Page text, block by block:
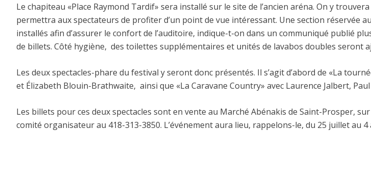
Le chapiteau «Place Raymond Tardif» sera installé sur le site de l’ancien aréna. On y
permettra aux spectateurs de profiter d’un point de vue intéressant. Une section réservée
installés afin d’assurer le confort de l’auditoire, indique-t-on dans un communiqué publié
de billets. Côté hygiène, des toilettes supplémentaires et unités de lavabos doubles seront
Les deux spectacles-phare du festival y seront donc présentés. Il s’agit d’abord de «La
et Élizabeth Blouin-Brathwaite, ainsi que «La Caravane Country» avec Laurence Jalbert,
Les billets pour ces deux spectacles sont en vente au Marché Abénakis de Saint-Prosper,
comité organisateur au 418-313-3850. L’événement aura lieu, rappelons-le, du 25 juillet au 4